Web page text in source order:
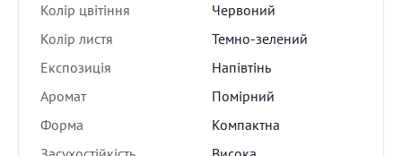
Колір цвітіння
Червоний
Колір листя
Темно-зелений
Експозиція
Напівтінь
Аромат
Помірний
Форма
Компактна